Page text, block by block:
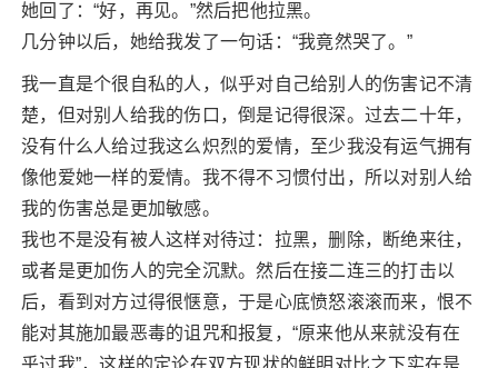
她回了：“好，再见。”然后把他拉黑。
几分钟以后，她给我发了一句话：“我竟然哭了。”
我一直是个很自私的人，似乎对自己给别人的伤害记不清
楚，但对别人给我的伤口，倒是记得很深。过去二十年，
没有什么人给过我这么炽烈的爱情，至少我没有运气拥有
像他爱她一样的爱情。我不得不习惯付出，所以对别人给
我的伤害总是更加敏感。
我也不是没有被人这样对待过：拉黑，删除，断绝来往，
或者是更加伤人的完全沉默。然后在接二连三的打击以
后，看到对方过得很惬意，于是心底愤怒滚滚而来，恨不
能对其施加最恶毒的诅咒和报复，“原来他从来就没有在
乎过我”，这样的定论在双方现状的鲜明对比之下实在是